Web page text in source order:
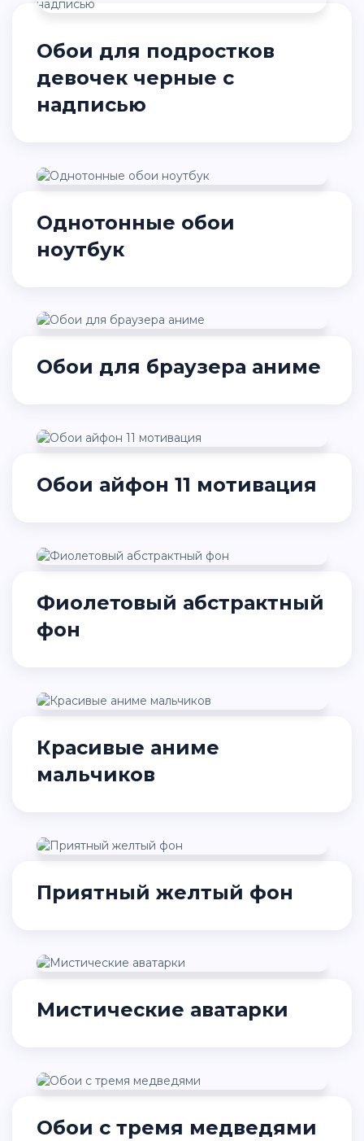
Обои для подростков
девочек черные с
надписью
Однотонные обои
ноутбук
Обои для браузера аниме
Обои айфон 11 мотивация
Фиолетовый абстрактный
фон
Красивые аниме
мальчиков
Приятный желтый фон
Мистические аватарки
Обои с тремя медведями